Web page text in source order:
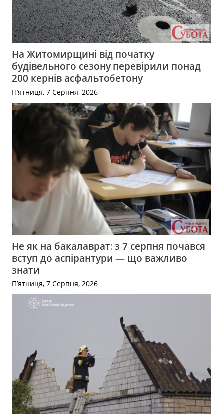
На Житомирщині від початку
будівельного сезону перевірили понад
200 кернів асфальтобетону
П’ятниця, 7 Серпня, 2026
Не як на бакалаврат: з 7 серпня почався
вступ до аспірантури — що важливо
знати
П’ятниця, 7 Серпня, 2026